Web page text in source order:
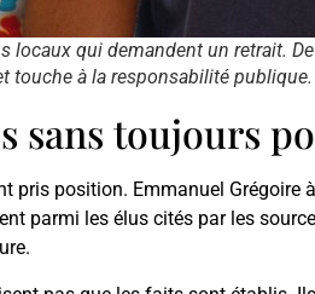
qui demandent un retrait.
touche à la responsabilité publique.
sans toujours
position. Emmanuel Grégoire
parmi les élus cités par les